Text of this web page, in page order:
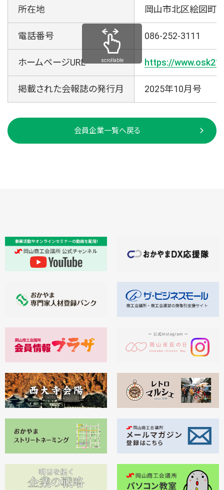
所在地 岡山市北区絵図町
電話番号 086-252-3111
ホームページURL https://
掲載された会報誌の発行月 2025年10月号
scrollable
会員企業一覧へ戻る